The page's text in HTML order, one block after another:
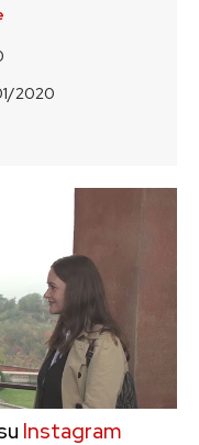
2020
Instagram